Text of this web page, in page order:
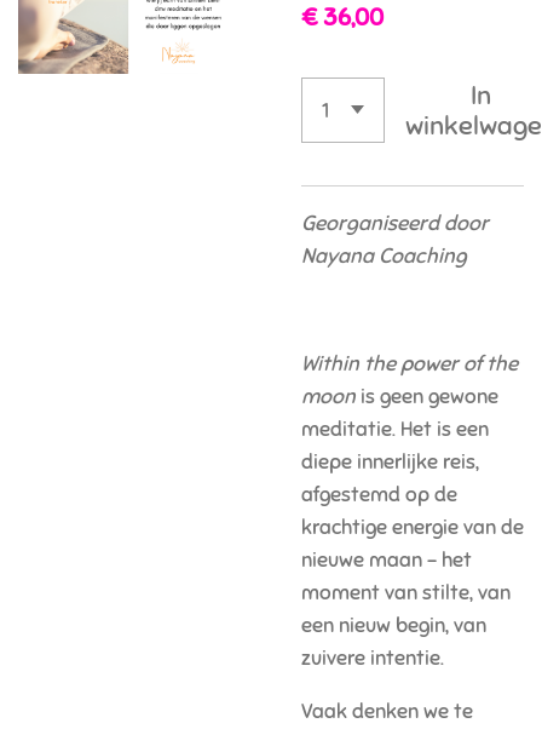
€ 36,00
In
Georganiseerd door
Nayana Coaching
Within the power of the
moon is geen gewone
meditatie. Het is een
diepe innerlijke reis,
afgestemd op de
krachtige energie van de
nieuwe maan – het
moment van stilte, van
een nieuw begin, van
zuivere intentie.
Vaak denken we te